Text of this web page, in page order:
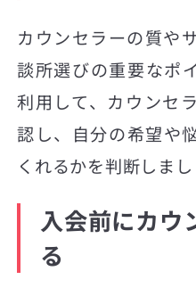
カウンセラーの質や
談所選びの重要なポ
利用して、カウンセ
認し、自分の希望や
くれるかを判断しまし
入会前にカウ
る